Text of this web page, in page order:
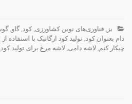
بز فناوری‌های نوین کشاورزی کود گاو
دام بعنوان کود تولید کود ارگانیک با استفاده
چیکار کنم لاشه دامی لاشه مرغ برای تولید کود